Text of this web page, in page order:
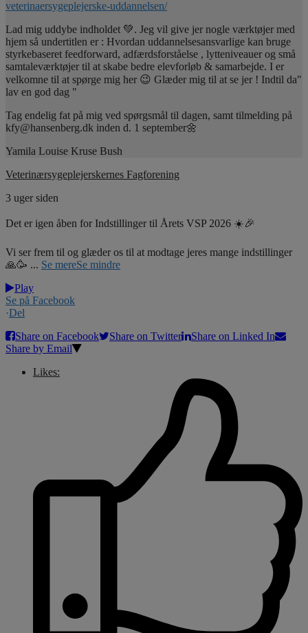
veterinaersygeplejerske-uddannelsen/
Lad mig uddybe indholdet 💚. Jeg vil give jer nogle værktøjer med
hjem så undertitlen er : Hvordan uddannelsesansvarlige kan bruge
styrkebaseret feedforward, adfærdsforståelse , lytteniveauer og små
samtaleværktøjer til at skabe bedre elevforløb & samarbejde. I er
velkomne til at spørge mig her 😉 Glæder mig til at se jer ! Indtil da"
lav en god dag "
Tag endelig fat på mig ved spørgsmål til dagen, samt tilmelding på
kfy@hansenberg.dk inden d. 1 september🌼
Yamila Louise Kruse Bush
Veterinærsygeplejerskernes Fagforening
3 uger siden
Det er igen åben for Indstillinger til Årets VSP 2026 ☀️🎉
Vi ser frem til og glæder os til at modtage jeres mange indstillinger
🙏🥳 ... Se mereSe mindre
Play
Se på Facebook
·Del
Share on Facebook
Share on Twitter
Share on Linked In
Share by Email
Likes: